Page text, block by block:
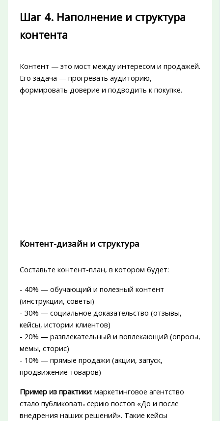
Шаг 4. Наполнение и структура
контента
Контент — это мост между интересом и продажей.
Его задача — прогревать аудиторию,
формировать доверие и подводить к покупке.
Контент-дизайн и структура
Составьте контент-план, в котором будет:
- 40% — обучающий и полезный контент
(инструкции, советы)
- 30% — социальное доказательство (отзывы,
кейсы, истории клиентов)
- 20% — развлекательный и вовлекающий (опросы,
мемы, сторис)
- 10% — прямые продажи (акции, запуск,
продвижение товаров)
Пример из практики: маркетинговое агентство
стало публиковать серию постов «До и после
внедрения наших решений». Такие кейсы